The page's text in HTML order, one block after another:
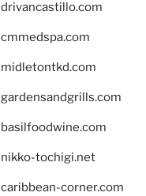
drivancastillo.com
cmmedspa.com
midletontkd.com
gardensandgrills.com
basilfoodwine.com
nikko-tochigi.net
caribbean-corner.com